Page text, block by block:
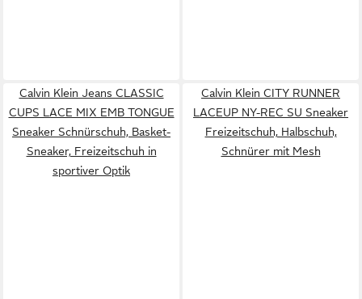
Calvin Klein Jeans CLASSIC
CUPS LACE MIX EMB TONGUE
Sneaker Schnürschuh, Basket-
Sneaker, Freizeitschuh in
sportiver Optik
Calvin Klein CITY RUNNER
LACEUP NY-REC SU Sneaker
Freizeitschuh, Halbschuh,
Schnürer mit Mesh